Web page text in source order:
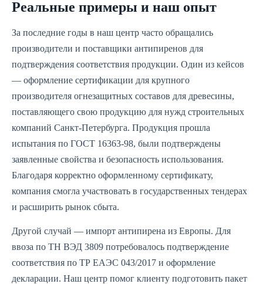
Реальные примеры и наш опыт
За последние годы в наш центр часто обращались
производители и поставщики антипиренов для
подтверждения соответствия продукции. Один из кейсов
— оформление сертификации для крупного
производителя огнезащитных составов для древесины,
поставляющего свою продукцию для нужд строительных
компаний Санкт-Петербурга. Продукция прошла
испытания по ГОСТ 16363-98, были подтверждены
заявленные свойства и безопасность использования.
Благодаря корректно оформленному сертификату,
компания смогла участвовать в государственных тендерах
и расширить рынок сбыта.
Другой случай — импорт антипирена из Европы. Для
ввоза по ТН ВЭД 3809 потребовалось подтверждение
соответствия по ТР ЕАЭС 043/2017 и оформление
декларации. Наш центр помог клиенту подготовить пакет